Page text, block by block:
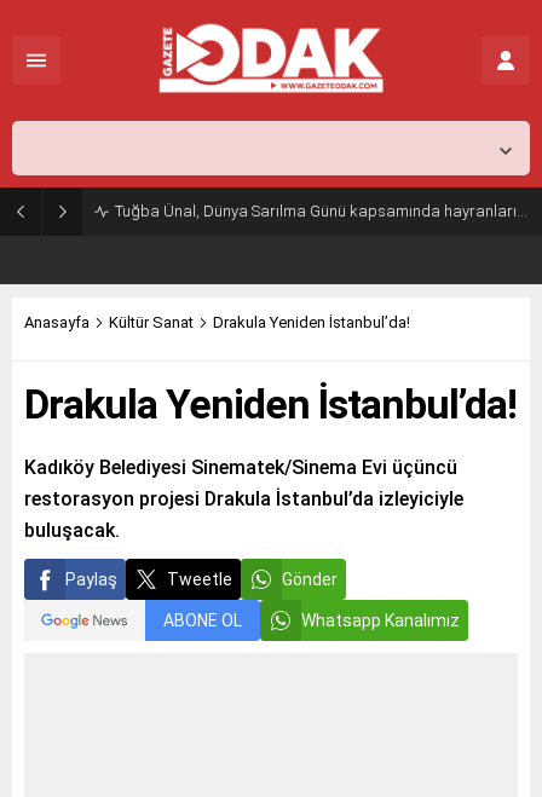
Tuğba Ünal, Dünya Sarılma Günü kapsamında hayranlarıyla buluştu
Anasayfa Kültür Sanat Drakula Yeniden İstanbul’da!
Drakula Yeniden İstanbul’da!
Kadıköy Belediyesi Sinematek/Sinema Evi üçüncü
restorasyon projesi Drakula İstanbul’da izleyiciyle
buluşacak.
Paylaş Tweetle Gönder
ABONE OL Whatsapp Kanalımız